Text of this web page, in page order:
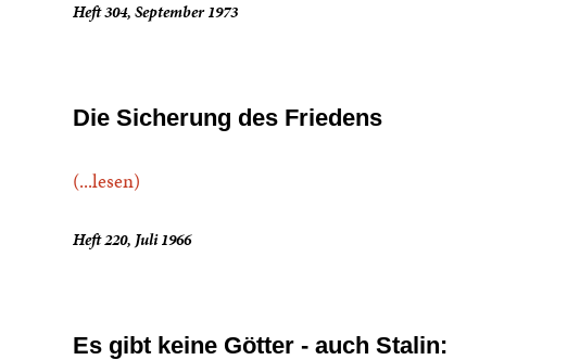
Heft 304, September 1973
Die Sicherung des Friedens
(...lesen)
Heft 220, Juli 1966
Es gibt keine Götter - auch Stalin: